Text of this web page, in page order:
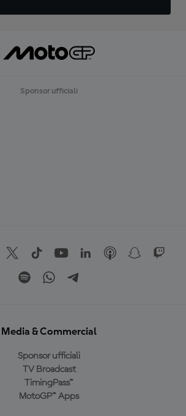
Sponsor ufficiali
Media & Commercial
Sponsor ufficiali
TV Broadcast
TimingPass™
MotoGP™ Apps